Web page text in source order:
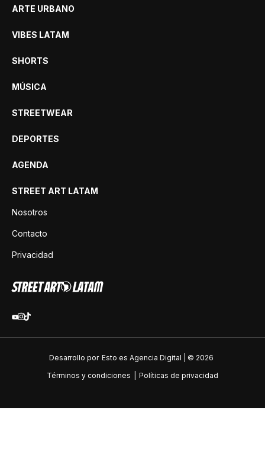
ARTE URBANO
VIBES LATAM
SHORTS
MÚSICA
STREETWEAR
DEPORTES
AGENDA
STREET ART LATAM
Nosotros
Contacto
Privacidad
Desarrollo por Esto es Agencia Digital | © 2026
Términos y condiciones
Políticas de privacidad